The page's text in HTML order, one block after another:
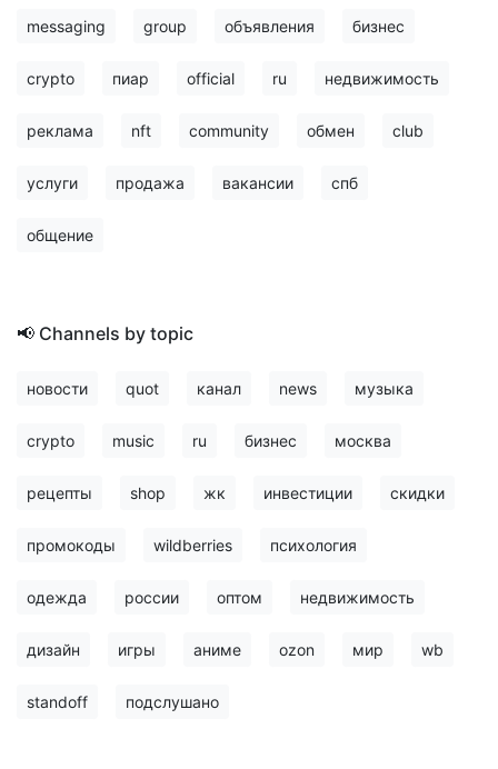
messaging group объявления бизнес
crypto пиар official ru недвижимость
реклама nft community обмен club
услуги продажа вакансии спб
общение
📢 Channels by topic
новости quot канал news музыка
crypto music ru бизнес москва
рецепты shop жк инвестиции скидки
промокоды wildberries психология
одежда россии оптом недвижимость
дизайн игры аниме ozon мир wb
standoff подслушано